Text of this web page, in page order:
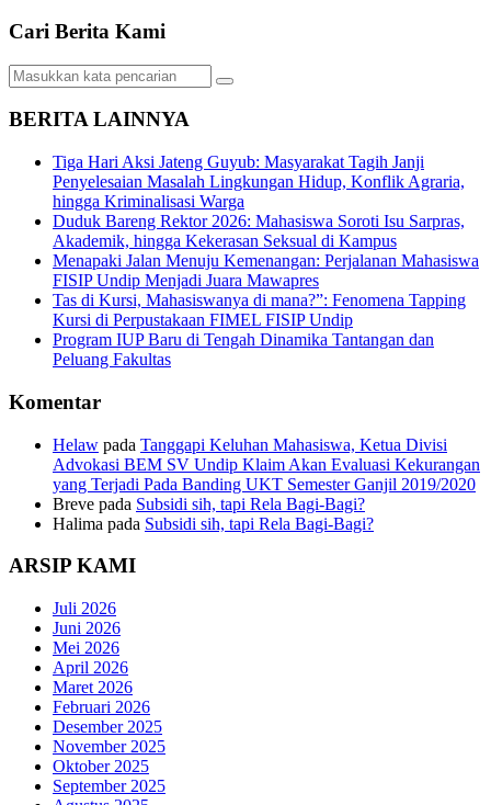
Cari Berita Kami
BERITA LAINNYA
Tiga Hari Aksi Jateng Guyub: Masyarakat Tagih Janji
Penyelesaian Masalah Lingkungan Hidup, Konflik Agraria,
hingga Kriminalisasi Warga
Duduk Bareng Rektor 2026: Mahasiswa Soroti Isu Sarpras,
Akademik, hingga Kekerasan Seksual di Kampus
Menapaki Jalan Menuju Kemenangan: Perjalanan Mahasiswa
FISIP Undip Menjadi Juara Mawapres
Tas di Kursi, Mahasiswanya di mana?”: Fenomena Tapping
Kursi di Perpustakaan FIMEL FISIP Undip
Program IUP Baru di Tengah Dinamika Tantangan dan
Peluang Fakultas
Komentar
Helaw pada Tanggapi Keluhan Mahasiswa, Ketua Divisi
Advokasi BEM SV Undip Klaim Akan Evaluasi Kekurangan
yang Terjadi Pada Banding UKT Semester Ganjil 2019/2020
Breve pada Subsidi sih, tapi Rela Bagi-Bagi?
Halima pada Subsidi sih, tapi Rela Bagi-Bagi?
ARSIP KAMI
Juli 2026
Juni 2026
Mei 2026
April 2026
Maret 2026
Februari 2026
Desember 2025
November 2025
Oktober 2025
September 2025